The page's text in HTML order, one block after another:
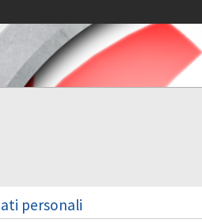
personali